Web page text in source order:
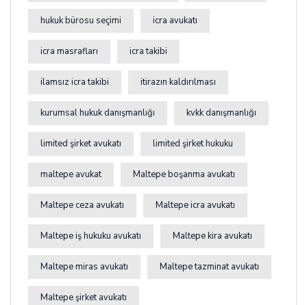
hukuk bürosu seçimi icra avukatı
icra masrafları icra takibi
ilamsız icra takibi itirazın kaldırılması
kurumsal hukuk danışmanlığı kvkk danışmanlığı
limited şirket avukatı limited şirket hukuku
maltepe avukat Maltepe boşanma avukatı
Maltepe ceza avukatı Maltepe icra avukatı
Maltepe iş hukuku avukatı Maltepe kira avukatı
Maltepe miras avukatı Maltepe tazminat avukatı
Maltepe şirket avukatı